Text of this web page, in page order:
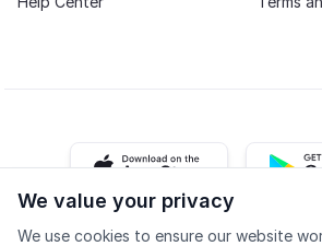
We value your privacy
We use cookies to ensure our website